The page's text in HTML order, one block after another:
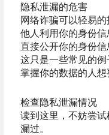
隐私泄漏的危害
网络诈骗可以轻易的
他人利用你的身份信
直接公开你的身份信
这只是一些常见的
掌握你的数据的人想
检查隐私泄漏情况
读到这里，不妨尝
漏过。